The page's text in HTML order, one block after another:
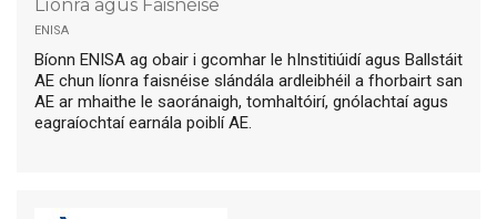
Líonra agus Faisnéise
enisa
Bíonn ENISA ag obair i gcomhar le hInstitiúidí agus Ballstáit
AE chun líonra faisnéise slándála ardleibhéil a fhorbairt san
AE ar mhaithe le saoránaigh, tomhaltóirí, gnólachtaí agus
eagraíochtaí earnála poiblí AE.